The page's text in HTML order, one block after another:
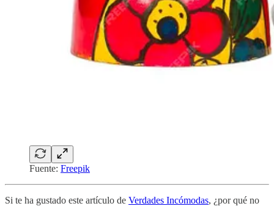
Fuente: Freepik
Si te ha gustado este artículo de Verdades Incómodas, ¿por qué no